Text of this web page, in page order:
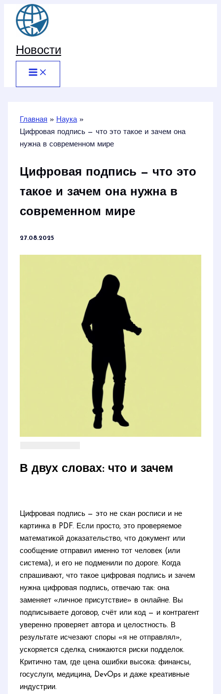
Перейти
содержимому
Новости
Главная
Наука
Цифровая подпись — что это такое и зачем она
нужна в современном мире
Цифровая подпись — что это
такое и зачем она нужна в
современном мире
27.08.2025
В двух словах: что и зачем
Цифровая подпись — это не скан росписи и не
картинка в PDF. Если просто, это проверяемое
математикой доказательство, что документ или
сообщение отправил именно тот человек (или
система), и его не подменили по дороге. Когда
спрашивают, что такое цифровая подпись и зачем
нужна цифровая подпись, отвечаю так: она
заменяет «личное присутствие» в онлайне. Вы
подписываете договор, счёт или код — и контрагент
уверенно проверяет автора и целостность. В
результате исчезают споры «я не отправлял»,
ускоряется сделка, снижаются риски подделок.
Критично там, где цена ошибки высока: финансы,
госуслуги, медицина, DevOps и даже креативные
индустрии.